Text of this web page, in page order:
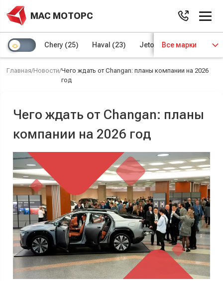
МАС МОТОРС
Chery (25) Haval (23) Jetour (8) Kaiyi (4)
Все марки
Главная/Новости/Чего ждать от Changan: планы компании на 2026
год
Чего ждать от Changan: планы
компании на 2026 год